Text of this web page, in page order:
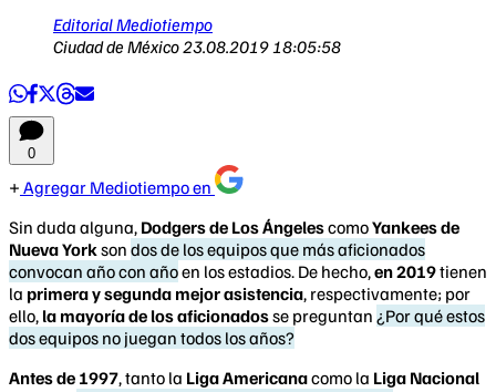
Editorial Mediotiempo
Ciudad de México23.08.2019 18:05:58
0
Agregar Mediotiempo en
Sin duda alguna, Dodgers de Los ÁngelescomoYankees de
Nueva York son dos de los equipos que más aficionados
convocan año con añoen los estadios. De hecho,en 2019tienen
la primera y segunda mejor asistencia, respectivamente; por
ello, la mayoría de los aficionadosse preguntan ¿Por qué estos
dos equipos no juegan todos los años?
Antes de 1997, tanto la Liga Americanacomo la Liga Nacional